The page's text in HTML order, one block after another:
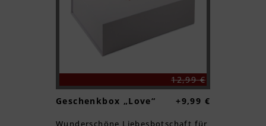
Textvorschau 12,99 €
Geschenkbox „Love“
+9,99 €
Wunderschöne Liebesbotschaft für